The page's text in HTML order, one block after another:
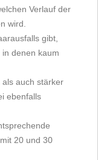
Verlauf der
wird.
gibt,
denen kaum
auch stärker
ebenfalls
20 und 30